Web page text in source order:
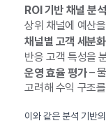
ROI 기반 채널 분석
상위 채널에 예산
채널별 고객 세분화
반응 고객 특성을
운영 효율 평가–
고려해 수익 구조
이와 같은 분석 기반